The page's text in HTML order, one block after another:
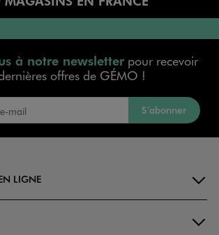
à notre newsletterpour recevoir
offres de GÉMO !
S’abonner
LIGNE